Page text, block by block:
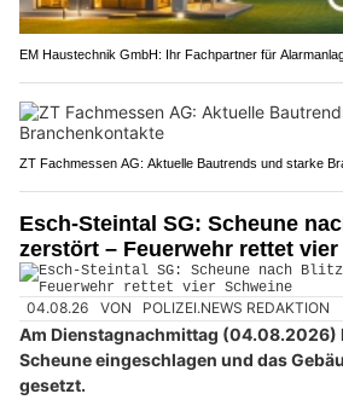
EM Haustechnik GmbH: Ihr Fachpartner für
ZT Fachmessen AG: Aktuelle Bautrends und starke
Esch-Steintal SG: Scheune
zerstört – Feuerwehr rettet
04.08.26 VON POLIZEI.NEWS REDAKTION
Am Dienstagnachmittag (04.08.2026)
Scheune eingeschlagen und das
gesetzt.